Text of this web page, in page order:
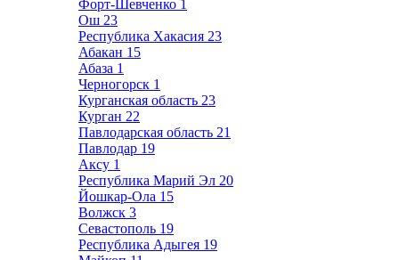
Форт-Шевченко 1
Ош 23
Республика Хакасия 23
Абакан 15
Абаза 1
Черногорск 1
Курганская область 23
Курган 22
Павлодарская область 21
Павлодар 19
Аксу 1
Республика Марий Эл 20
Йошкар-Ола 15
Волжск 3
Севастополь 19
Республика Адыгея 19